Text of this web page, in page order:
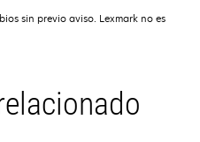
sin previo aviso. Lexmark no es